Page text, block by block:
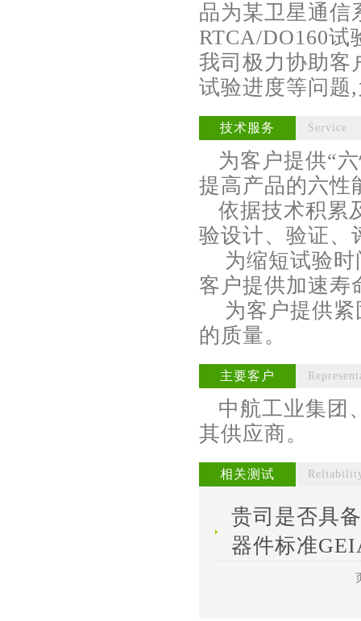
品为某卫星通信
RTCA/DO160
我司极力协助客
试验进度等问题
技术服务 Service
为客户提供“
提高产品的六性
依据技术积累
验设计、验证、
为缩短试验时
客户提供加速寿
为客户提供紧
的质量。
主要客户
中航工业集团
其供应商。
相关测试
贵司是否具
器件标准